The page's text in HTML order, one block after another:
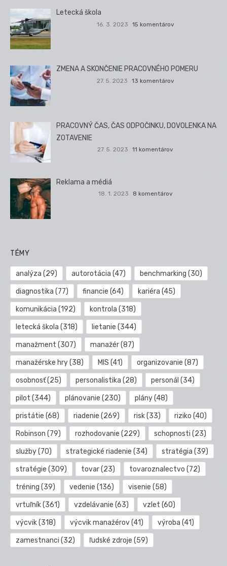
Letecká škola
16. 3. 2023 15 komentárov
ZMENA A SKONČENIE PRACOVNÉHO POMERU
27. 5. 2023 13 komentárov
PRACOVNÝ ČAS, ČAS ODPOČINKU, DOVOLENKA NA
ZOTAVENIE
27. 5. 2023 11 komentárov
Reklama a médiá
18. 1. 2023 8 komentárov
TÉMY
analýza (29) autorotácia (47) benchmarking (30)
diagnostika (77) financie (64) kariéra (45)
komunikácia (192) kontrola (318)
letecká škola (318) lietanie (344)
manažment (307) manažér(87)
manažérske hry(38) MIS (41) organizovanie (87)
osobnosť(25) personalistika (28) personál (34)
pilot (344) plánovanie (230) plány(48)
pristátie (68) riadenie (269) risk(33) riziko (40)
Robinson (79) rozhodovanie (229) schopnosti (23)
služby(70) strategické riadenie (34) stratégia (39)
stratégie (309) tovar(23) tovaroznalectvo (72)
tréning (39) vedenie (136) visenie (58)
vrtuľník(361) vzdelávanie (63) vzlet (60)
výcvik(318) výcvik manažérov(41) výroba (41)
zamestnanci (32) ľudské zdroje (59)